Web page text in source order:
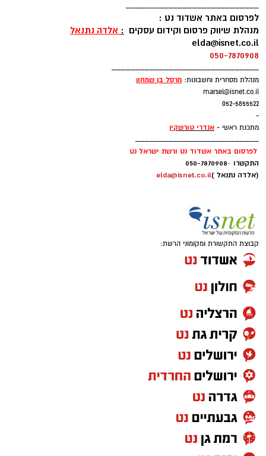
____________________________
לפרסום באתר אשדוד נט :
מנהלת שיווק פרסום וקידום עסקים : אלדה נתנאל
elda@isnet.co.il
050-7870908
_______________________________
מנהלת מסחרית וחשבונות: מרסל בן שמחון
marsel@isnet.co.il
052-5855522
-
מתכנת ראשי - אנדרי טורשקין
__________________________
לפרסום באתר אשדוד נט ורשת ישראל נט
התקשרו -
050-7870908
(אלדה נתנאל )elda@isnet.co.il
קבוצת התקשורת ומקומוני הרשת: